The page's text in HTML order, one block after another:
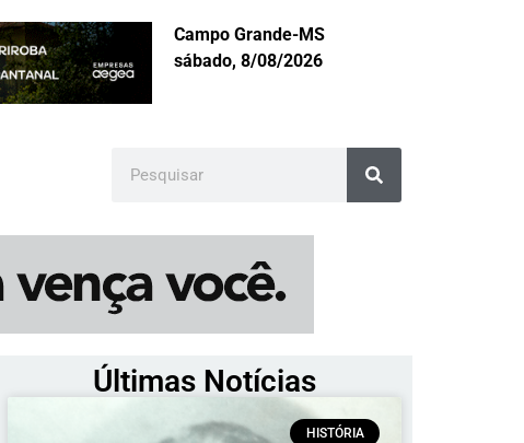
Campo Grande-MS
sábado, 8/08/2026
Últimas Notícias
HISTÓRIA